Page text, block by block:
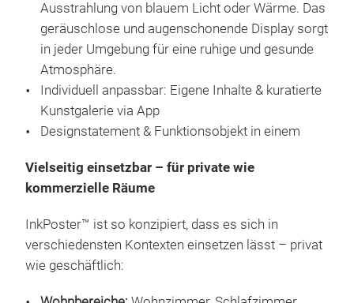
Ausstrahlung von blauem Licht oder Wärme. Das
geräuschlose und augenschonende Display sorgt
in jeder Umgebung für eine ruhige und gesunde
Atmosphäre.
Individuell anpassbar: Eigene Inhalte & kuratierte
Kunstgalerie via App
Designstatement & Funktionsobjekt in einem
Vielseitig einsetzbar – für private wie
kommerzielle Räume
InkPoster™ ist so konzipiert, dass es sich in
verschiedensten Kontexten einsetzen lässt – privat
wie geschäftlich: